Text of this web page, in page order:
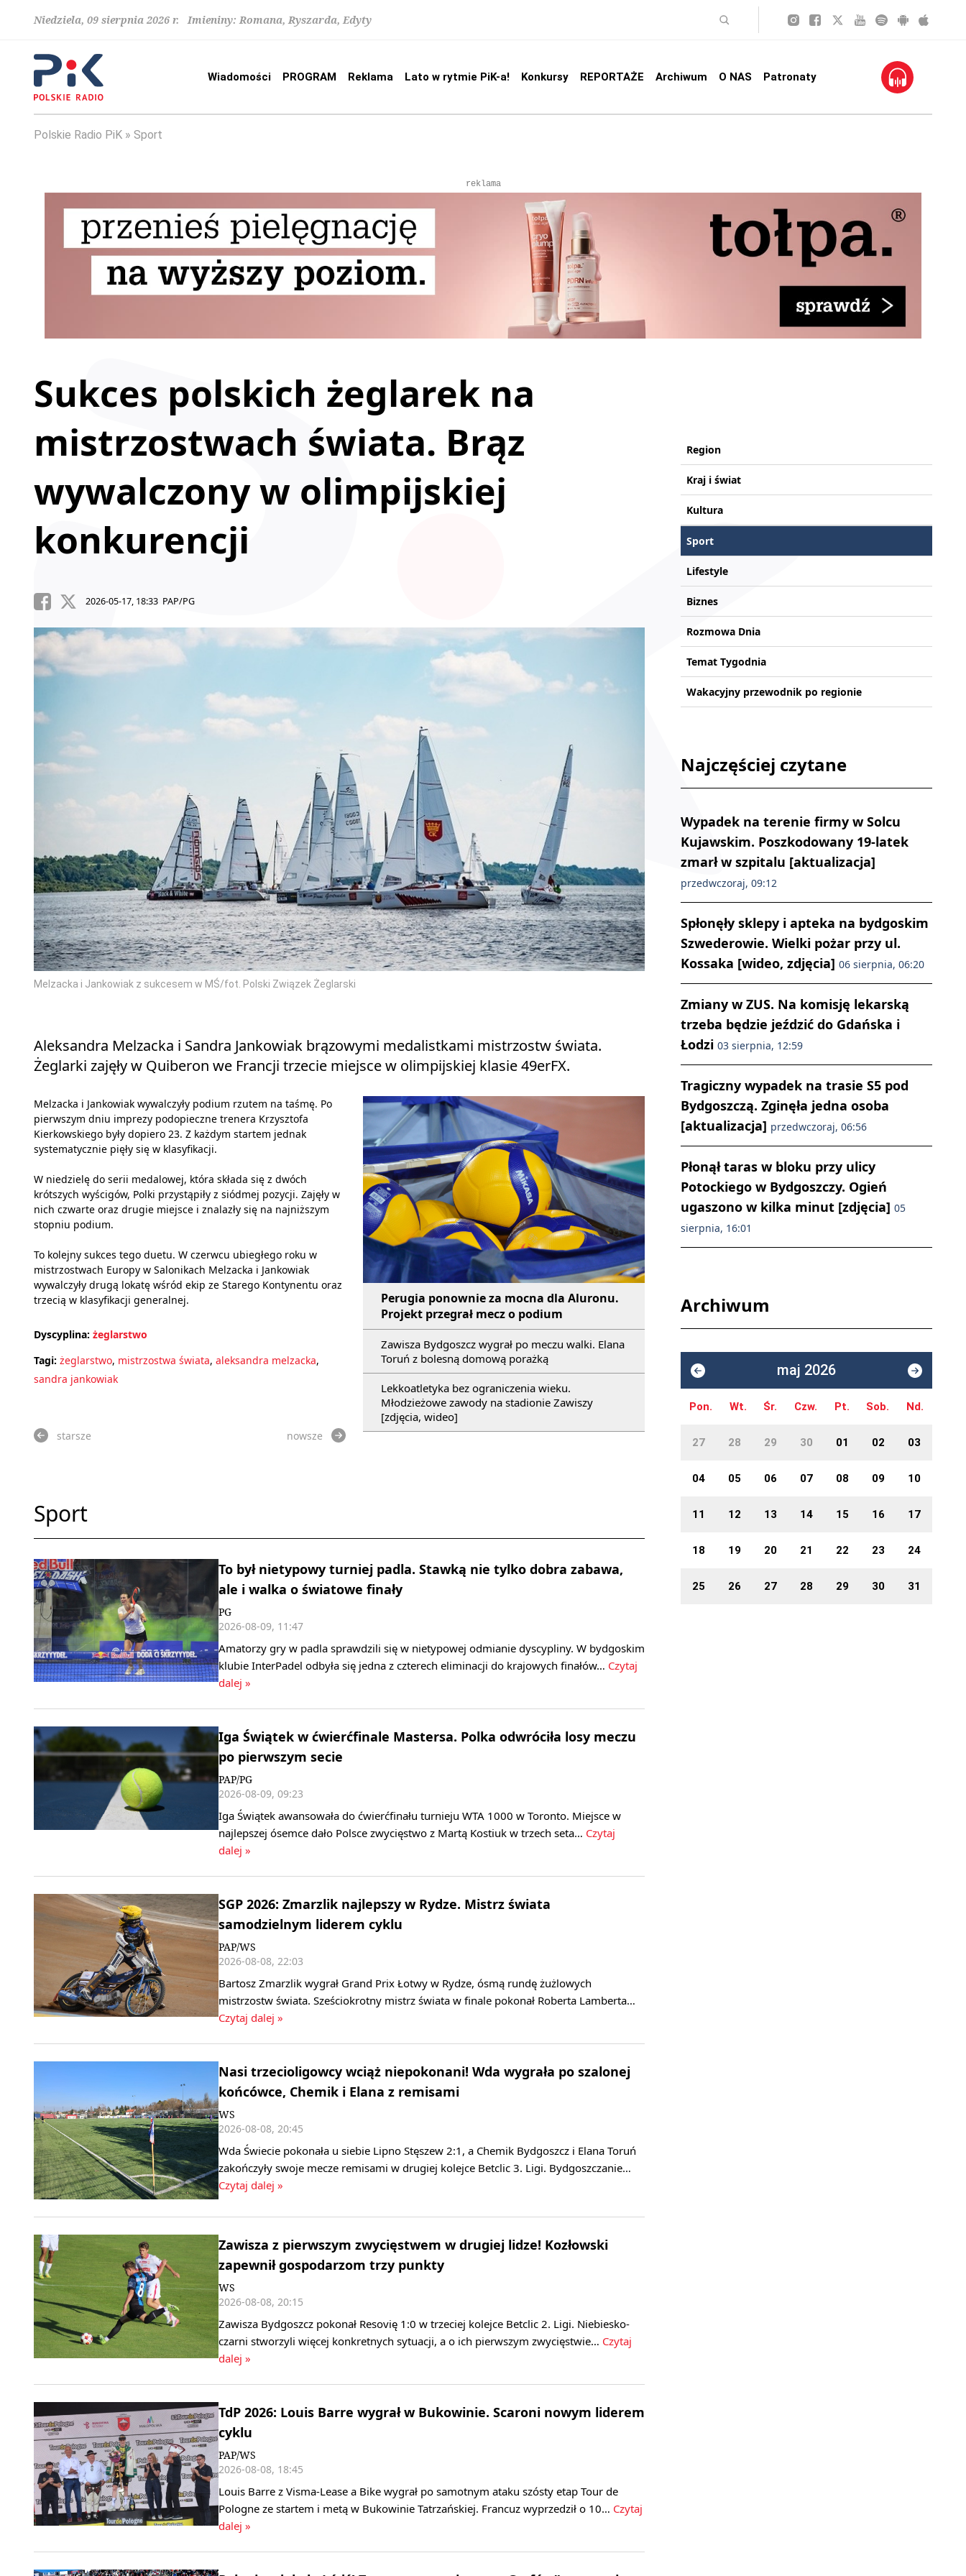
Niedziela, 09 sierpnia 2026 r. Imieniny: Romana, Ryszarda, Edyty
Wiadomości PROGRAM Reklama Lato w rytmie PiK-a! Konkursy REPORTAŻE Archiwum O NAS Patronaty
Polskie Radio PiK Sport
reklama
Sukces polskich żeglarek na
mistrzostwach świata. Brąz
wywalczony w olimpijskiej
konkurencji
2026-05-17, 18:33 PAP/PG
Melzacka i Jankowiak z sukcesem w MŚ/fot. Polski Związek Żeglarski
Aleksandra Melzacka i Sandra Jankowiak brązowymi medalistkami mistrzostw świata.
Żeglarki zajęły w Quiberon we Francji trzecie miejsce w olimpijskiej klasie 49erFX.
Perugia ponownie za mocna dla Aluronu.
Projekt przegrał mecz o podium
Zawisza Bydgoszcz wygrał po meczu walki. Elana
Toruń z bolesną domową porażką
Lekkoatletyka bez ograniczenia wieku.
Młodzieżowe zawody na stadionie Zawiszy
[zdjęcia, wideo]
Melzacka i Jankowiak wywalczyły podium rzutem na taśmę. Po
pierwszym dniu imprezy podopieczne trenera Krzysztofa
Kierkowskiego były dopiero 23. Z każdym startem jednak
systematycznie pięły się w klasyfikacji.
W niedzielę do serii medalowej, która składa się z dwóch
krótszych wyścigów, Polki przystąpiły z siódmej pozycji. Zajęły w
nich czwarte oraz drugie miejsce i znalazły się na najniższym
stopniu podium.
To kolejny sukces tego duetu. W czerwcu ubiegłego roku w
mistrzostwach Europy w Salonikach Melzacka i Jankowiak
wywalczyły drugą lokatę wśród ekip ze Starego Kontynentu oraz
trzecią w klasyfikacji generalnej.
Dyscyplina: żeglarstwo
Tagi: żeglarstwo, mistrzostwa świata, aleksandra melzacka,
sandra jankowiak
starsze nowsze
Sport
To był nietypowy turniej padla. Stawką nie tylko dobra zabawa,
ale i walka o światowe finały
PG
2026-08-09, 11:47
Amatorzy gry w padla sprawdzili się w nietypowej odmianie dyscypliny. W bydgoskim
klubie InterPadel odbyła się jedna z czterech eliminacji do krajowych finałów… Czytaj
dalej »
Iga Świątek w ćwierćfinale Mastersa. Polka odwróciła losy meczu
po pierwszym secie
PAP/PG
2026-08-09, 09:23
Iga Świątek awansowała do ćwierćfinału turnieju WTA 1000 w Toronto. Miejsce w
najlepszej ósemce dało Polsce zwycięstwo z Martą Kostiuk w trzech seta… Czytaj
dalej »
SGP 2026: Zmarzlik najlepszy w Rydze. Mistrz świata
samodzielnym liderem cyklu
PAP/WS
2026-08-08, 22:03
Bartosz Zmarzlik wygrał Grand Prix Łotwy w Rydze, ósmą rundę żużlowych
mistrzostw świata. Sześciokrotny mistrz świata w finale pokonał Roberta Lamberta…
Czytaj dalej »
Nasi trzecioligowcy wciąż niepokonani! Wda wygrała po szalonej
końcówce, Chemik i Elana z remisami
WS
2026-08-08, 20:45
Wda Świecie pokonała u siebie Lipno Stęszew 2:1, a Chemik Bydgoszcz i Elana Toruń
zakończyły swoje mecze remisami w drugiej kolejce Betclic 3. Ligi. Bydgoszczanie…
Czytaj dalej »
Zawisza z pierwszym zwycięstwem w drugiej lidze! Kozłowski
zapewnił gospodarzom trzy punkty
WS
2026-08-08, 20:15
Zawisza Bydgoszcz pokonał Resovię 1:0 w trzeciej kolejce Betclic 2. Ligi. Niebiesko-
czarni stworzyli więcej konkretnych sytuacji, a o ich pierwszym zwycięstwie… Czytaj
dalej »
TdP 2026: Louis Barre wygrał w Bukowinie. Scaroni nowym liderem
cyklu
PAP/WS
2026-08-08, 18:45
Louis Barre z Visma-Lease a Bike wygrał po samotnym ataku szósty etap Tour de
Pologne ze startem i metą w Bukowinie Tatrzańskiej. Francuz wyprzedził o 10… Czytaj
dalej »
Region
Kraj i świat
Kultura
Sport
Lifestyle
Biznes
Rozmowa Dnia
Temat Tygodnia
Wakacyjny przewodnik po regionie
Najczęściej czytane
Wypadek na terenie firmy w Solcu
Kujawskim. Poszkodowany 19-latek
zmarł w szpitalu [aktualizacja]
przedwczoraj, 09:12
Spłonęły sklepy i apteka na bydgoskim
Szwederowie. Wielki pożar przy ul.
Kossaka [wideo, zdjęcia] 06 sierpnia, 06:20
Zmiany w ZUS. Na komisję lekarską
trzeba będzie jeździć do Gdańska i
Łodzi 03 sierpnia, 12:59
Tragiczny wypadek na trasie S5 pod
Bydgoszczą. Zginęła jedna osoba
[aktualizacja] przedwczoraj, 06:56
Płonął taras w bloku przy ulicy
Potockiego w Bydgoszczy. Ogień
ugaszono w kilka minut [zdjęcia] 05
sierpnia, 16:01
Archiwum
maj 2026
Pon. Wt. Śr. Czw. Pt. Sob. Nd.
27 28 29 30 01 02 03
04 05 06 07 08 09 10
11 12 13 14 15 16 17
18 19 20 21 22 23 24
25 26 27 28 29 30 31